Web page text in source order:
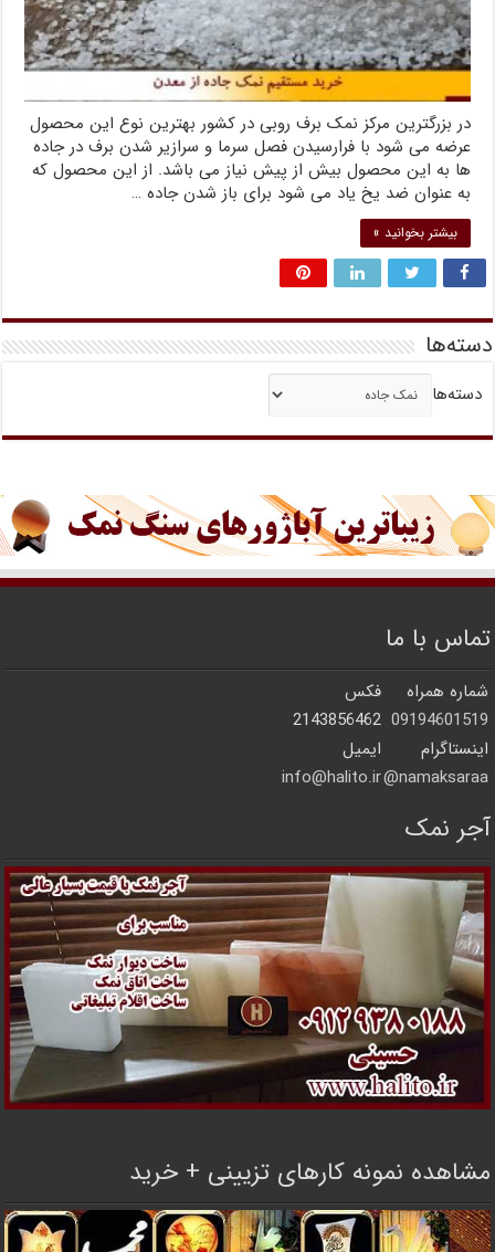
در بزرگترین مرکز نمک برف روبی در کشور بهترین نوع این محصول
عرضه می شود با فرارسیدن فصل سرما و سرازیر شدن برف در جاده
ها به این محصول بیش از پیش نیاز می باشد. از این محصول که
به عنوان ضد یخ یاد می شود برای باز شدن جاده …
بیشتر بخوانید »
دسته‌ها
دسته‌ها
تماس با ما
شماره همراه
فکس
09194601519
2143856462
اینستاگرام
ایمیل
namaksaraa@
info@halito.ir
آجر نمک
مشاهده نمونه کارهای تزیینی + خرید